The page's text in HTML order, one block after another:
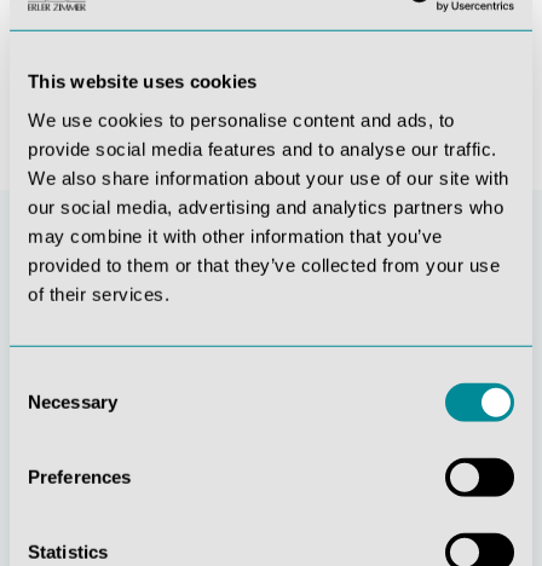
This website uses cookies
We use cookies to personalise content and ads, to
provide social media features and to analyse our traffic.
We also share information about your use of our site with
our social media, advertising and analytics partners who
may combine it with other information that you’ve
provided to them or that they’ve collected from your use
of their services.
Selection
Necessary
Preferences
Statistics
Stetige
Verantwortung